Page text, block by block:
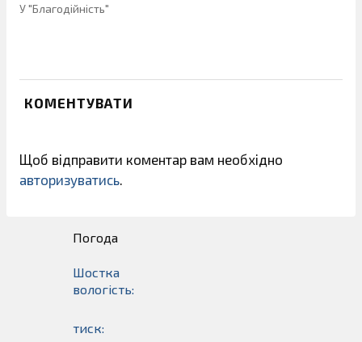
У "Благодійність"
КОМЕНТУВАТИ
Щоб відправити коментар вам необхідно
авторизуватись
Погода
Шостка
вологість:
тиск: